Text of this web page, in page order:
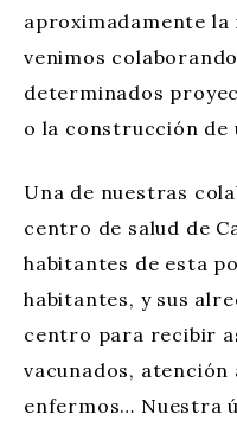
aproximadamente la
venimos
determinados
o la construcción
Una de nuestras
centro de salud de
habitantes de esta
habitantes, y sus
centro para recibir
vacunados, atención
enfermos… Nuestra